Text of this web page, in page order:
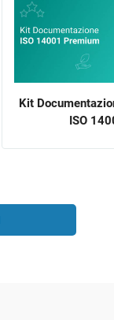
Kit
ISO